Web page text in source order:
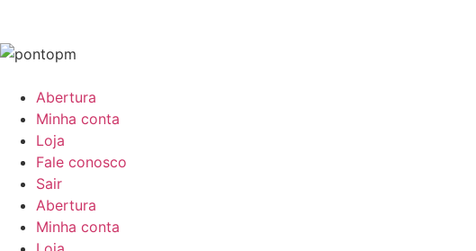
Abertura
Minha conta
Loja
Fale conosco
Sair
Abertura
Minha conta